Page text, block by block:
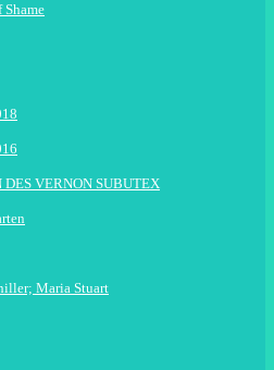
Shame
DES VERNON SUBUTEX
Maria Stuart